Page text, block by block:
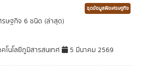
ชุดข้อมูลพืชเศรษฐกิจ
ษฐกิจ 6 ชนิด (ล่าสุด)
โนโลยีภูมิสารสนเทศ 5 มีนาคม 2569